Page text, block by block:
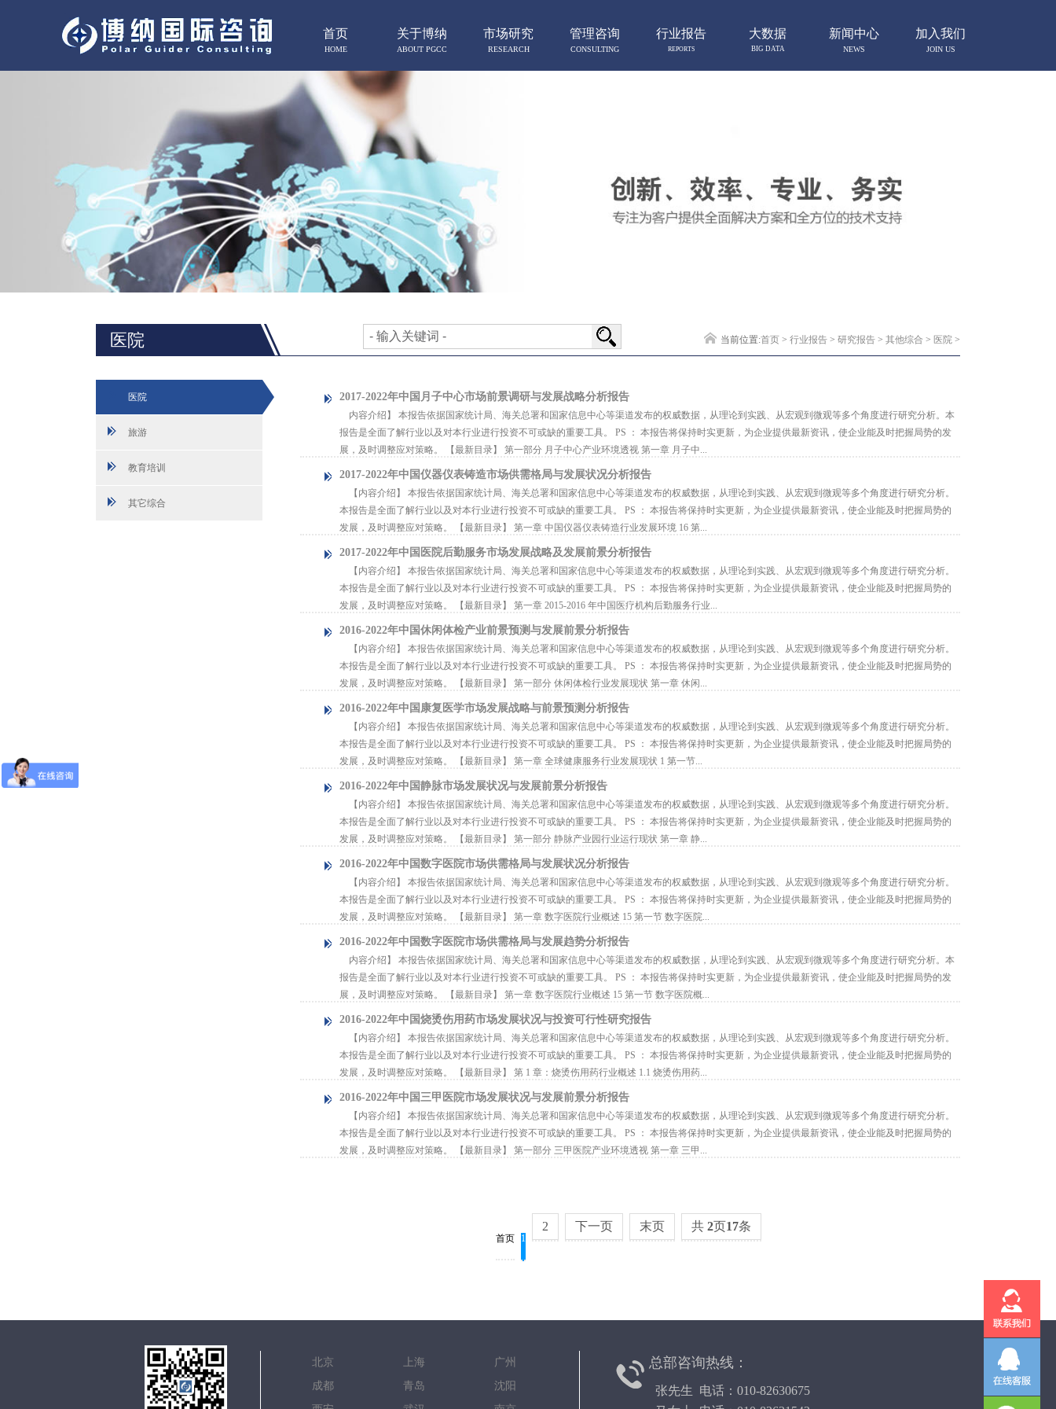
首页
HOME
关于博纳
ABOUT PGCC
市场研究
RESEARCH
管理咨询
CONSULTING
行业报告
REPORTS
大数据
BIG DATA
新闻中心
NEWS
加入我们
JOIN US
医院 当前位置:首页 > 行业报告 > 研究报告 > 其他综合 > 医院 >
医院
旅游
教育培训
其它综合
2017-2022年中国月子中心市场前景调研与发展战略分析报告
内容介绍】 本报告依据国家统计局、海关总署和国家信息中心等渠道发布的权威数据，从理论到实践、从宏观到微观等多个角度进行研究分析。本
报告是全面了解行业以及对本行业进行投资不可或缺的重要工具。 PS ： 本报告将保持时实更新，为企业提供最新资讯，使企业能及时把握局势的发
展，及时调整应对策略。 【最新目录】 第一部分 月子中心产业环境透视 第一章 月子中...
2017-2022年中国仪器仪表铸造市场供需格局与发展状况分析报告
【内容介绍】 本报告依据国家统计局、海关总署和国家信息中心等渠道发布的权威数据，从理论到实践、从宏观到微观等多个角度进行研究分析。
本报告是全面了解行业以及对本行业进行投资不可或缺的重要工具。 PS ： 本报告将保持时实更新，为企业提供最新资讯，使企业能及时把握局势的
发展，及时调整应对策略。 【最新目录】 第一章 中国仪器仪表铸造行业发展环境 16 第...
2017-2022年中国医院后勤服务市场发展战略及发展前景分析报告
【内容介绍】 本报告依据国家统计局、海关总署和国家信息中心等渠道发布的权威数据，从理论到实践、从宏观到微观等多个角度进行研究分析。
本报告是全面了解行业以及对本行业进行投资不可或缺的重要工具。 PS ： 本报告将保持时实更新，为企业提供最新资讯，使企业能及时把握局势的
发展，及时调整应对策略。 【最新目录】 第一章 2015-2016 年中国医疗机构后勤服务行业...
2016-2022年中国休闲体检产业前景预测与发展前景分析报告
【内容介绍】 本报告依据国家统计局、海关总署和国家信息中心等渠道发布的权威数据，从理论到实践、从宏观到微观等多个角度进行研究分析。
本报告是全面了解行业以及对本行业进行投资不可或缺的重要工具。 PS ： 本报告将保持时实更新，为企业提供最新资讯，使企业能及时把握局势的
发展，及时调整应对策略。 【最新目录】 第一部分 休闲体检行业发展现状 第一章 休闲...
2016-2022年中国康复医学市场发展战略与前景预测分析报告
【内容介绍】 本报告依据国家统计局、海关总署和国家信息中心等渠道发布的权威数据，从理论到实践、从宏观到微观等多个角度进行研究分析。
本报告是全面了解行业以及对本行业进行投资不可或缺的重要工具。 PS ： 本报告将保持时实更新，为企业提供最新资讯，使企业能及时把握局势的
发展，及时调整应对策略。 【最新目录】 第一章 全球健康服务行业发展现状 1 第一节...
2016-2022年中国静脉市场发展状况与发展前景分析报告
【内容介绍】 本报告依据国家统计局、海关总署和国家信息中心等渠道发布的权威数据，从理论到实践、从宏观到微观等多个角度进行研究分析。
本报告是全面了解行业以及对本行业进行投资不可或缺的重要工具。 PS ： 本报告将保持时实更新，为企业提供最新资讯，使企业能及时把握局势的
发展，及时调整应对策略。 【最新目录】 第一部分 静脉产业园行业运行现状 第一章 静...
2016-2022年中国数字医院市场供需格局与发展状况分析报告
【内容介绍】 本报告依据国家统计局、海关总署和国家信息中心等渠道发布的权威数据，从理论到实践、从宏观到微观等多个角度进行研究分析。
本报告是全面了解行业以及对本行业进行投资不可或缺的重要工具。 PS ： 本报告将保持时实更新，为企业提供最新资讯，使企业能及时把握局势的
发展，及时调整应对策略。 【最新目录】 第一章 数字医院行业概述 15 第一节 数字医院...
2016-2022年中国数字医院市场供需格局与发展趋势分析报告
内容介绍】 本报告依据国家统计局、海关总署和国家信息中心等渠道发布的权威数据，从理论到实践、从宏观到微观等多个角度进行研究分析。本
报告是全面了解行业以及对本行业进行投资不可或缺的重要工具。 PS ： 本报告将保持时实更新，为企业提供最新资讯，使企业能及时把握局势的发
展，及时调整应对策略。 【最新目录】 第一章 数字医院行业概述 15 第一节 数字医院概...
2016-2022年中国烧烫伤用药市场发展状况与投资可行性研究报告
【内容介绍】 本报告依据国家统计局、海关总署和国家信息中心等渠道发布的权威数据，从理论到实践、从宏观到微观等多个角度进行研究分析。
本报告是全面了解行业以及对本行业进行投资不可或缺的重要工具。 PS ： 本报告将保持时实更新，为企业提供最新资讯，使企业能及时把握局势的
发展，及时调整应对策略。 【最新目录】 第 1 章：烧烫伤用药行业概述 1.1 烧烫伤用药...
2016-2022年中国三甲医院市场发展状况与发展前景分析报告
【内容介绍】 本报告依据国家统计局、海关总署和国家信息中心等渠道发布的权威数据，从理论到实践、从宏观到微观等多个角度进行研究分析。
本报告是全面了解行业以及对本行业进行投资不可或缺的重要工具。 PS ： 本报告将保持时实更新，为企业提供最新资讯，使企业能及时把握局势的
发展，及时调整应对策略。 【最新目录】 第一部分 三甲医院产业环境透视 第一章 三甲...
首页 1
2 下一页 末页 共 2页17条
北京 上海 广州
成都 青岛 沈阳
总部咨询热线：
张先生 电话：010-82630675